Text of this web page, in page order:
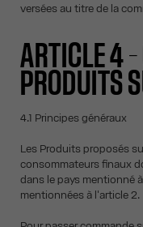
versées au titre de la
ARTICLE 4
PRODUITS
4.1 Principes généraux
Les Produits proposés
consommateurs finaux
dans le pays mentionné
mentionnées à l'article 2.